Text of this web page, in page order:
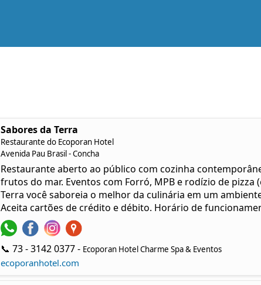
Sabores da Terra
Restaurante do Ecoporan Hotel
Avenida Pau Brasil - Concha
Restaurante aberto ao público com cozinha
frutos do mar. Eventos com Forró, MPB e rodízio de
Terra você saboreia o melhor da culinária em um
Aceita cartões de crédito e débito. Horário de
📞 73 - 3142 0377 - Ecoporan Hotel Charme Spa & Eventos
ecoporanhotel.com